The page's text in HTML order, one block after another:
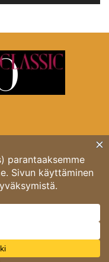
Helsinki
4246 5318
ver 2.4